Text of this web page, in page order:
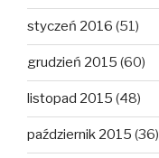
styczeń 2016 (51)
grudzień 2015 (60)
listopad 2015 (48)
październik 2015 (36)